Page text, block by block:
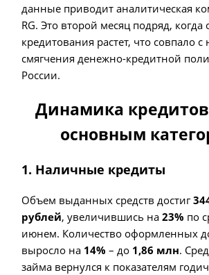
данные приводит аналитическая
RG. Это второй месяц подряд, когда
кредитования растет, что совпало с
смягчения денежно-кредитной
России.
Динамика
основным
1. Наличные кредиты
Объем выданных средств достиг
рублей, увеличившись на23% по
июнем. Количество оформленных
выросло на 14% – до 1,86 млн.
займа вернулся к показателям